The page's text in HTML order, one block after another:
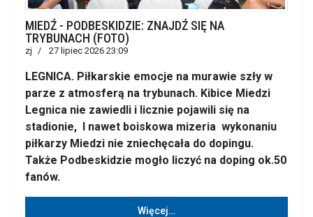
MIEDŹ - PODBESKIDZIE: ZNAJDŹ SIĘ NA
TRYBUNACH (FOTO)
zj 27 lipiec 2026 23:09
LEGNICA. Piłkarskie emocje na murawie szły w
parze z atmosferą na trybunach. Kibice Miedzi
Legnica nie zawiedli i licznie pojawili się na
stadionie, I nawet boiskowa mizeria wykonaniu
piłkarzy Miedzi nie zniechęcała do dopingu.
Także Podbeskidzie mogło liczyć na doping ok.50
fanów.
Więcej…